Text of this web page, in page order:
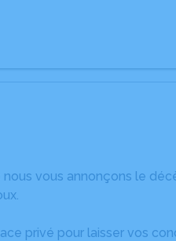
vous annonçons le
privé pour laisser vos